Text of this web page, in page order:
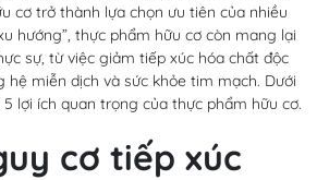
cơ trở thành lựa chọn ưu tiên của nhiều
hướng”, thực phẩm hữu cơ còn mang lại
sự, từ việc giảm tiếp xúc hóa chất độc
hệ miễn dịch và sức khỏe tim mạch. Dưới
lợi ích quan trọng của thực phẩm hữu cơ.
cơ tiếp xúc